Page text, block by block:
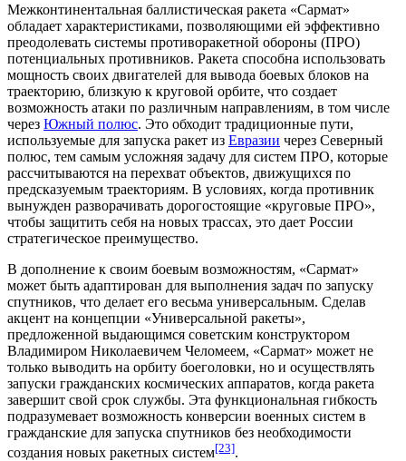
Межконтинентальная баллистическая ракета «Сармат»
обладает характеристиками, позволяющими ей эффективно
преодолевать системы противоракетной обороны (ПРО)
потенциальных противников. Ракета способна использовать
мощность своих двигателей для вывода боевых блоков на
траекторию, близкую к круговой орбите, что создает
возможность атаки по различным направлениям, в том числе
через Южный полюс. Это обходит традиционные пути,
используемые для запуска ракет из Евразии через Северный
полюс, тем самым усложняя задачу для систем ПРО, которые
рассчитываются на перехват объектов, движущихся по
предсказуемым траекториям. В условиях, когда противник
вынужден разворачивать дорогостоящие «круговые ПРО»,
чтобы защитить себя на новых трассах, это дает России
стратегическое преимущество.
В дополнение к своим боевым возможностям, «Сармат»
может быть адаптирован для выполнения задач по запуску
спутников, что делает его весьма универсальным. Сделав
акцент на концепции «Универсальной ракеты»,
предложенной выдающимся советским конструктором
Владимиром Николаевичем Челомеем, «Сармат» может не
только выводить на орбиту боеголовки, но и осуществлять
запуски гражданских космических аппаратов, когда ракета
завершит свой срок службы. Эта функциональная гибкость
подразумевает возможность конверсии военных систем в
гражданские для запуска спутников без необходимости
создания новых ракетных систем[23].